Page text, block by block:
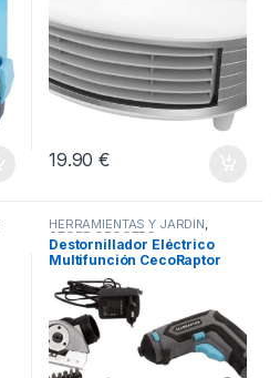
19.90€
HERRAMIENTAS Y JARDÍN,
STORE CECOTEC -
DISTRIBUIDOR OFICIAL
,
TODOS
Destornillador Eléctrico
Multifunción CecoRaptor
Perfect MultiWork 360 Ultra